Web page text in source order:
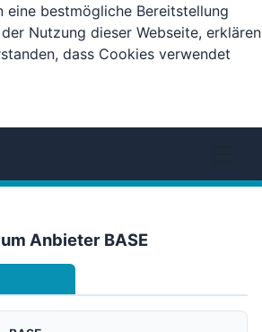
eine bestmögliche Bereitstellung
Nutzung dieser Webseite, erklären
dass Cookies verwendet
Anbieter BASE